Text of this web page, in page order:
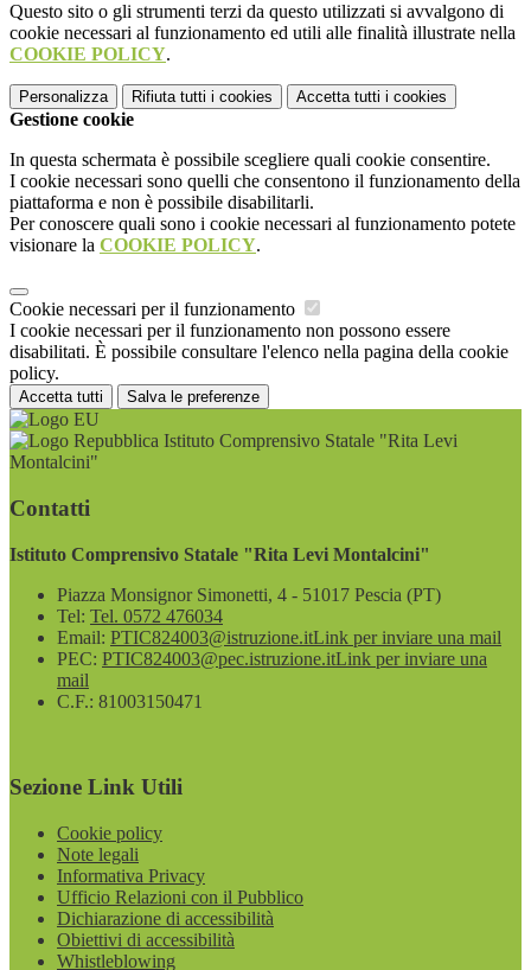
Questo sito o gli strumenti terzi da questo utilizzati si avvalgono di
cookie necessari al funzionamento ed utili alle finalità illustrate nella
COOKIE POLICY.
Personalizza Rifiuta tutti i cookies Accetta tutti i cookies
Gestione cookie
In questa schermata è possibile scegliere quali cookie consentire.
I cookie necessari sono quelli che consentono il funzionamento della
piattaforma e non è possibile disabilitarli.
Per conoscere quali sono i cookie necessari al funzionamento potete
visionare la COOKIE POLICY.
Cookie necessari per il funzionamento
I cookie necessari per il funzionamento non possono essere
disabilitati. È possibile consultare l'elenco nella pagina della cookie
policy.
Accetta tutti Salva le preferenze
Istituto Comprensivo Statale "Rita Levi
Montalcini"
Contatti
Istituto Comprensivo Statale "Rita Levi Montalcini"
Piazza Monsignor Simonetti, 4 - 51017 Pescia (PT)
Tel: Tel. 0572 476034
Email: PTIC824003@istruzione.itLink per inviare una mail
PEC: PTIC824003@pec.istruzione.itLink per inviare una
mail
C.F.: 81003150471
Sezione Link Utili
Cookie policy
Note legali
Informativa Privacy
Ufficio Relazioni con il Pubblico
Dichiarazione di accessibilità
Obiettivi di accessibilità
Whistleblowing